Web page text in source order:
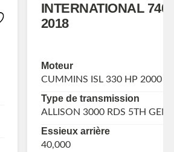
INTERNATIONAL
2018
Moteur
CUMMINS ISL 330 HP 2000
Type de transmission
ALLISON 3000 RDS 5TH
Essieux arrière
40,000